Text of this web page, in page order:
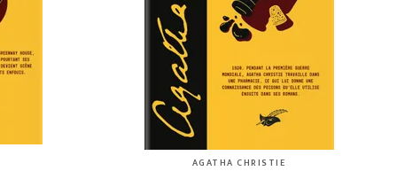
AGATHA CHRISTIE